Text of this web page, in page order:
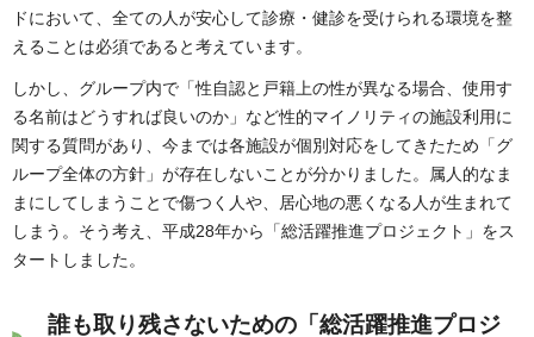
ドにおいて、全ての人が安心して診療・健診を受けられる環境を整
えることは必須であると考えています。
しかし、グループ内で「性自認と戸籍上の性が異なる場合、使用す
る名前はどうすれば良いのか」など性的マイノリティの施設利用に
関する質問があり、今までは各施設が個別対応をしてきたため「グ
ループ全体の方針」が存在しないことが分かりました。属人的なま
まにしてしまうことで傷つく人や、居心地の悪くなる人が生まれて
しまう。そう考え、平成28年から「総活躍推進プロジェクト」をス
タートしました。
誰も取り残さないための「総活躍推進プロジ